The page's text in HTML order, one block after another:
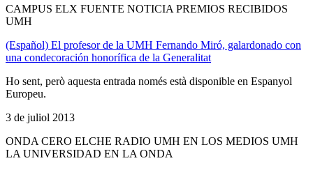
CAMPUS ELX FUENTE NOTICIA PREMIOS RECIBIDOS
UMH
(Español) El profesor de la UMH Fernando Miró, galardonado con
una condecoración honorífica de la Generalitat
Ho sent, però aquesta entrada només està disponible en Espanyol
Europeu.
3 de juliol 2013
ONDA CERO ELCHE RADIO UMH EN LOS MEDIOS UMH
LA UNIVERSIDAD EN LA ONDA